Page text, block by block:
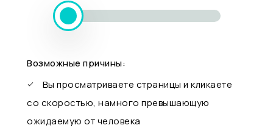
Возможные причины:
Вы просматриваете страницы и кликаете
со скоростью, намного превышающую
ожидаемую от человека